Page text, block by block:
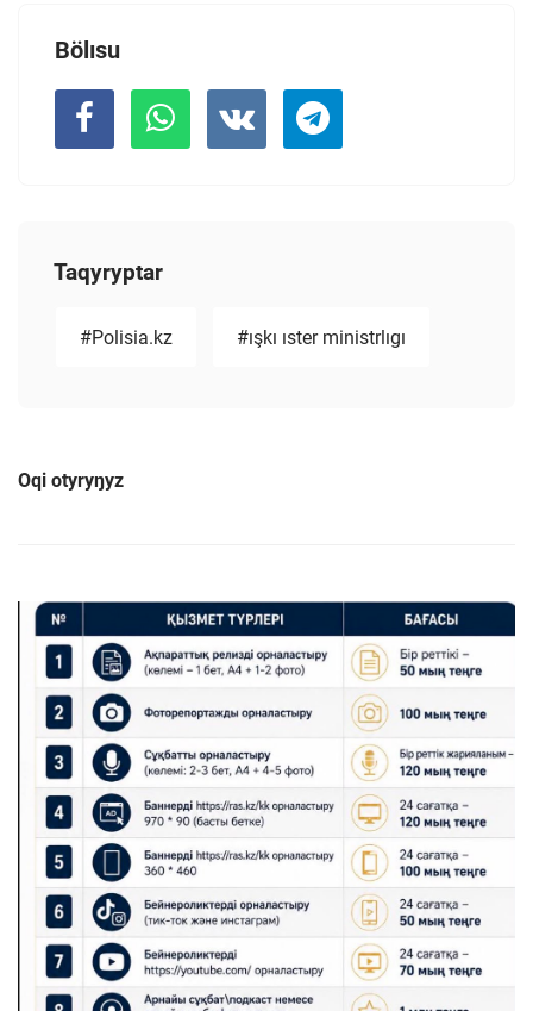
Bölısu
Taqyryptar
#Polisia.kz #ışkı ıster ministrlıgı
Oqi otyryŋyz